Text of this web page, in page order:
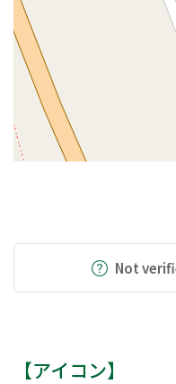
Not
【アイコン】